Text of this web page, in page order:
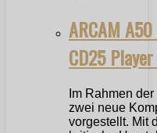
ARCAM
CD25
Im Rahmen
zwei neue
vorgestellt. Mit